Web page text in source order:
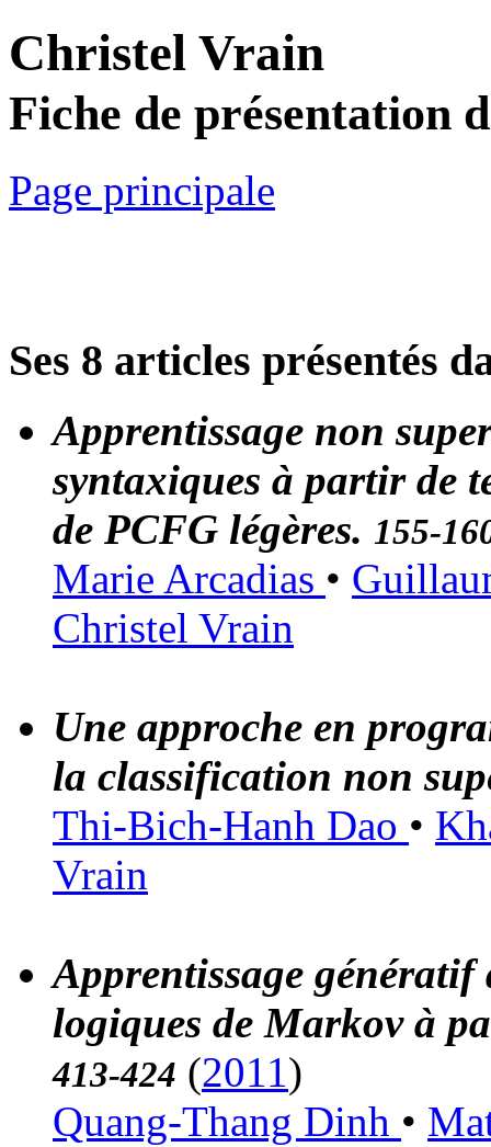
Christel Vrain
Fiche de présentation
Page principale
Ses 8 articles présentés
Apprentissage non
syntaxiques à partir de
de PCFG légères. 155-
Marie Arcadias •
Christel Vrain
Une approche en
la classification non
Thi-Bich-Hanh Dao •
Vrain
Apprentissage génératif
logiques de Markov à
413-424 (2011)
Quang-Thang Dinh •